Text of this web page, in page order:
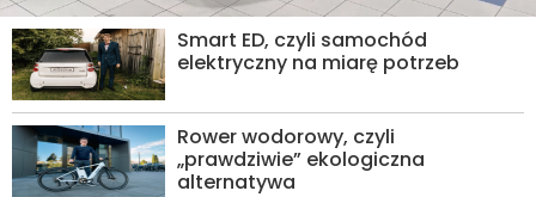
Smart ED, czyli samochód
elektryczny na miarę potrzeb
Rower wodorowy, czyli
„prawdziwie” ekologiczna
alternatywa